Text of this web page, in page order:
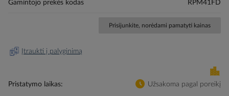
Gamintojo prekės kodas
RPM41FD
Prisijunkite, norėdami pamatyti kainas
Įtraukti į palyginimą
Pristatymo laikas Užsakoma pagal poreikį